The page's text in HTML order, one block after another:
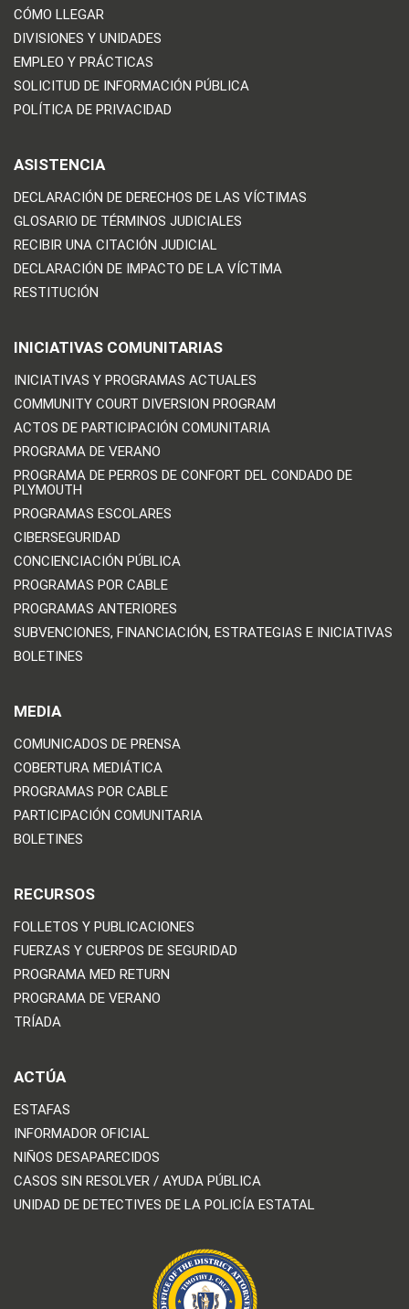
CÓMO LLEGAR
DIVISIONES Y UNIDADES
EMPLEO Y PRÁCTICAS
SOLICITUD DE INFORMACIÓN PÚBLICA
POLÍTICA DE PRIVACIDAD
ASISTENCIA
DECLARACIÓN DE DERECHOS DE LAS VÍCTIMAS
GLOSARIO DE TÉRMINOS JUDICIALES
RECIBIR UNA CITACIÓN JUDICIAL
DECLARACIÓN DE IMPACTO DE LA VÍCTIMA
RESTITUCIÓN
INICIATIVAS COMUNITARIAS
INICIATIVAS Y PROGRAMAS ACTUALES
COMMUNITY COURT DIVERSION PROGRAM
ACTOS DE PARTICIPACIÓN COMUNITARIA
PROGRAMA DE VERANO
PROGRAMA DE PERROS DE CONFORT DEL CONDADO DE
PLYMOUTH
PROGRAMAS ESCOLARES
CIBERSEGURIDAD
CONCIENCIACIÓN PÚBLICA
PROGRAMAS POR CABLE
PROGRAMAS ANTERIORES
SUBVENCIONES, FINANCIACIÓN, ESTRATEGIAS E INICIATIVAS
BOLETINES
MEDIA
COMUNICADOS DE PRENSA
COBERTURA MEDIÁTICA
PROGRAMAS POR CABLE
PARTICIPACIÓN COMUNITARIA
BOLETINES
RECURSOS
FOLLETOS Y PUBLICACIONES
FUERZAS Y CUERPOS DE SEGURIDAD
PROGRAMA MED RETURN
PROGRAMA DE VERANO
TRÍADA
ACTÚA
ESTAFAS
INFORMADOR OFICIAL
NIÑOS DESAPARECIDOS
CASOS SIN RESOLVER / AYUDA PÚBLICA
UNIDAD DE DETECTIVES DE LA POLICÍA ESTATAL